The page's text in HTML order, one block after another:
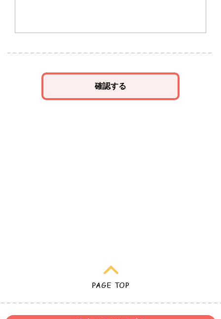
確認する